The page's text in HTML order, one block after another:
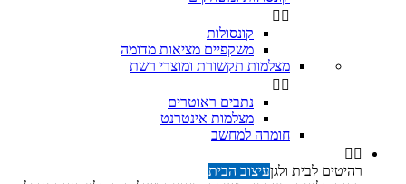
 
קונסולות
משקפיים מציאות מדומה
מצלמות תקשורת ומוצרי רשת
 
נתבים ראוטרים
מצלמות אינטרנט
חומרה למחשב
 
רהיטים לבית ולגןעיצוב הבית